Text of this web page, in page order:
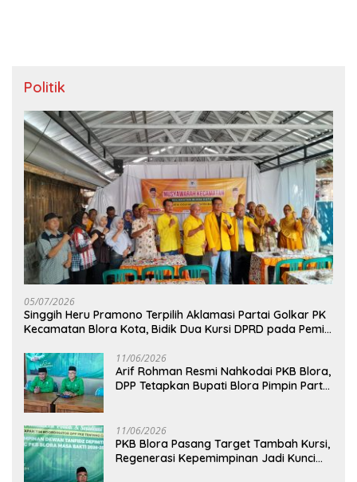
Politik
05/07/2026
Singgih Heru Pramono Terpilih Aklamasi Partai Golkar PK
Kecamatan Blora Kota, Bidik Dua Kursi DPRD pada Pemilu
11/06/2026
Arif Rohman Resmi Nahkodai PKB Blora,
DPP Tetapkan Bupati Blora Pimpin Partai
11/06/2026
PKB Blora Pasang Target Tambah Kursi,
Regenerasi Kepemimpinan Jadi Kunci